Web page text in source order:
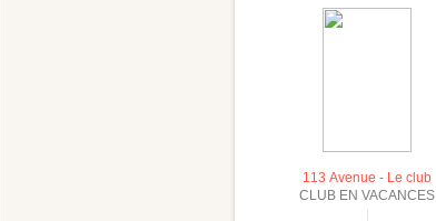
113 Avenue - Le club
CLUB EN VACANCES